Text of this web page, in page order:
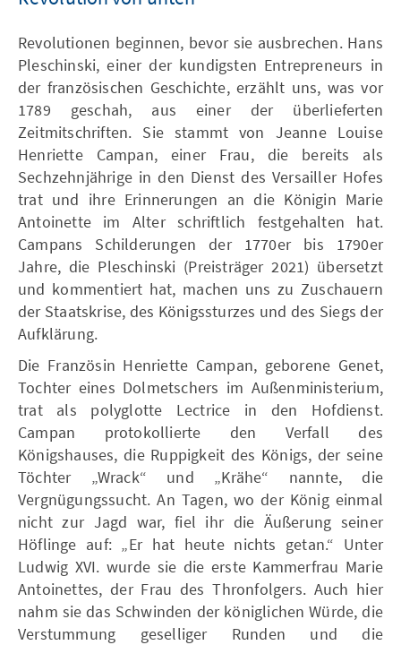
Revolutionen beginnen, bevor sie ausbrechen. Hans
Pleschinski, einer der kundigsten Entrepreneurs in
der französischen Geschichte, erzählt uns, was vor
1789 geschah, aus einer der überlieferten
Zeitmitschriften. Sie stammt von Jeanne Louise
Henriette Campan, einer Frau, die bereits als
Sechzehnjährige in den Dienst des Versailler Hofes
trat und ihre Erinnerungen an die Königin Marie
Antoinette im Alter schriftlich festgehalten hat.
Campans Schilderungen der 1770er bis 1790er
Jahre, die Pleschinski (Preisträger 2021) übersetzt
und kommentiert hat, machen uns zu Zuschauern
der Staatskrise, des Königssturzes und des Siegs der
Aufklärung.
Die Französin Henriette Campan, geborene Genet,
Tochter eines Dolmetschers im Außenministerium,
trat als polyglotte Lectrice in den Hofdienst.
Campan protokollierte den Verfall des
Königshauses, die Ruppigkeit des Königs, der seine
Töchter „Wrack“ und „Krähe“ nannte, die
Vergnügungssucht. An Tagen, wo der König einmal
nicht zur Jagd war, fiel ihr die Äußerung seiner
Höflinge auf: „Er hat heute nichts getan.“ Unter
Ludwig XVI. wurde sie die erste Kammerfrau Marie
Antoinettes, der Frau des Thronfolgers. Auch hier
nahm sie das Schwinden der königlichen Würde, die
Verstummung geselliger Runden und die